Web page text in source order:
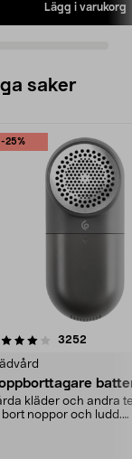
Lägg i varukorg
saker
-25%
3252
kläder och andra
bort noppor och ludd.
4.5av 5 stjärnor